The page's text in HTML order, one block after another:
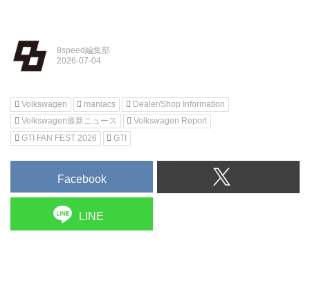
8speed編集部
Volkswagen maniacs
Dealer/Shop Information
Volkswagen最新ニュース
Volkswagen Report
GTI FAN FEST 2026
GTI
Facebook
LINE